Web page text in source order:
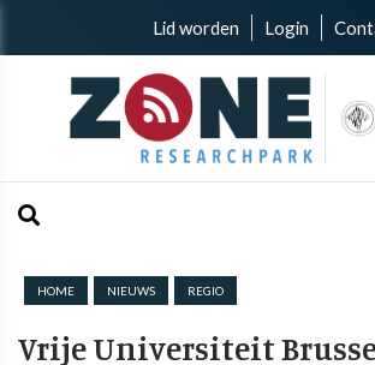
Lid worden Login
HOME NIEUWS REGIO
Vrije Universiteit